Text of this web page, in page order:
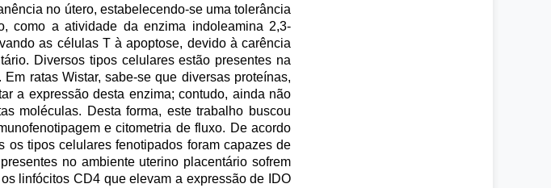
no útero, estabelecendo-se uma tolerância
como a atividade da enzima indoleamina 2,3-
as células T à apoptose, devido à carência
Diversos tipos celulares estão presentes na
ratas Wistar, sabe-se que diversas proteínas,
a expressão desta enzima; contudo, ainda não
moléculas. Desta forma, este trabalho buscou
e citometria de fluxo. De acordo
os tipos celulares fenotipados foram capazes de
no ambiente uterino placentário sofrem
linfócitos CD4 que elevam a expressão de IDO